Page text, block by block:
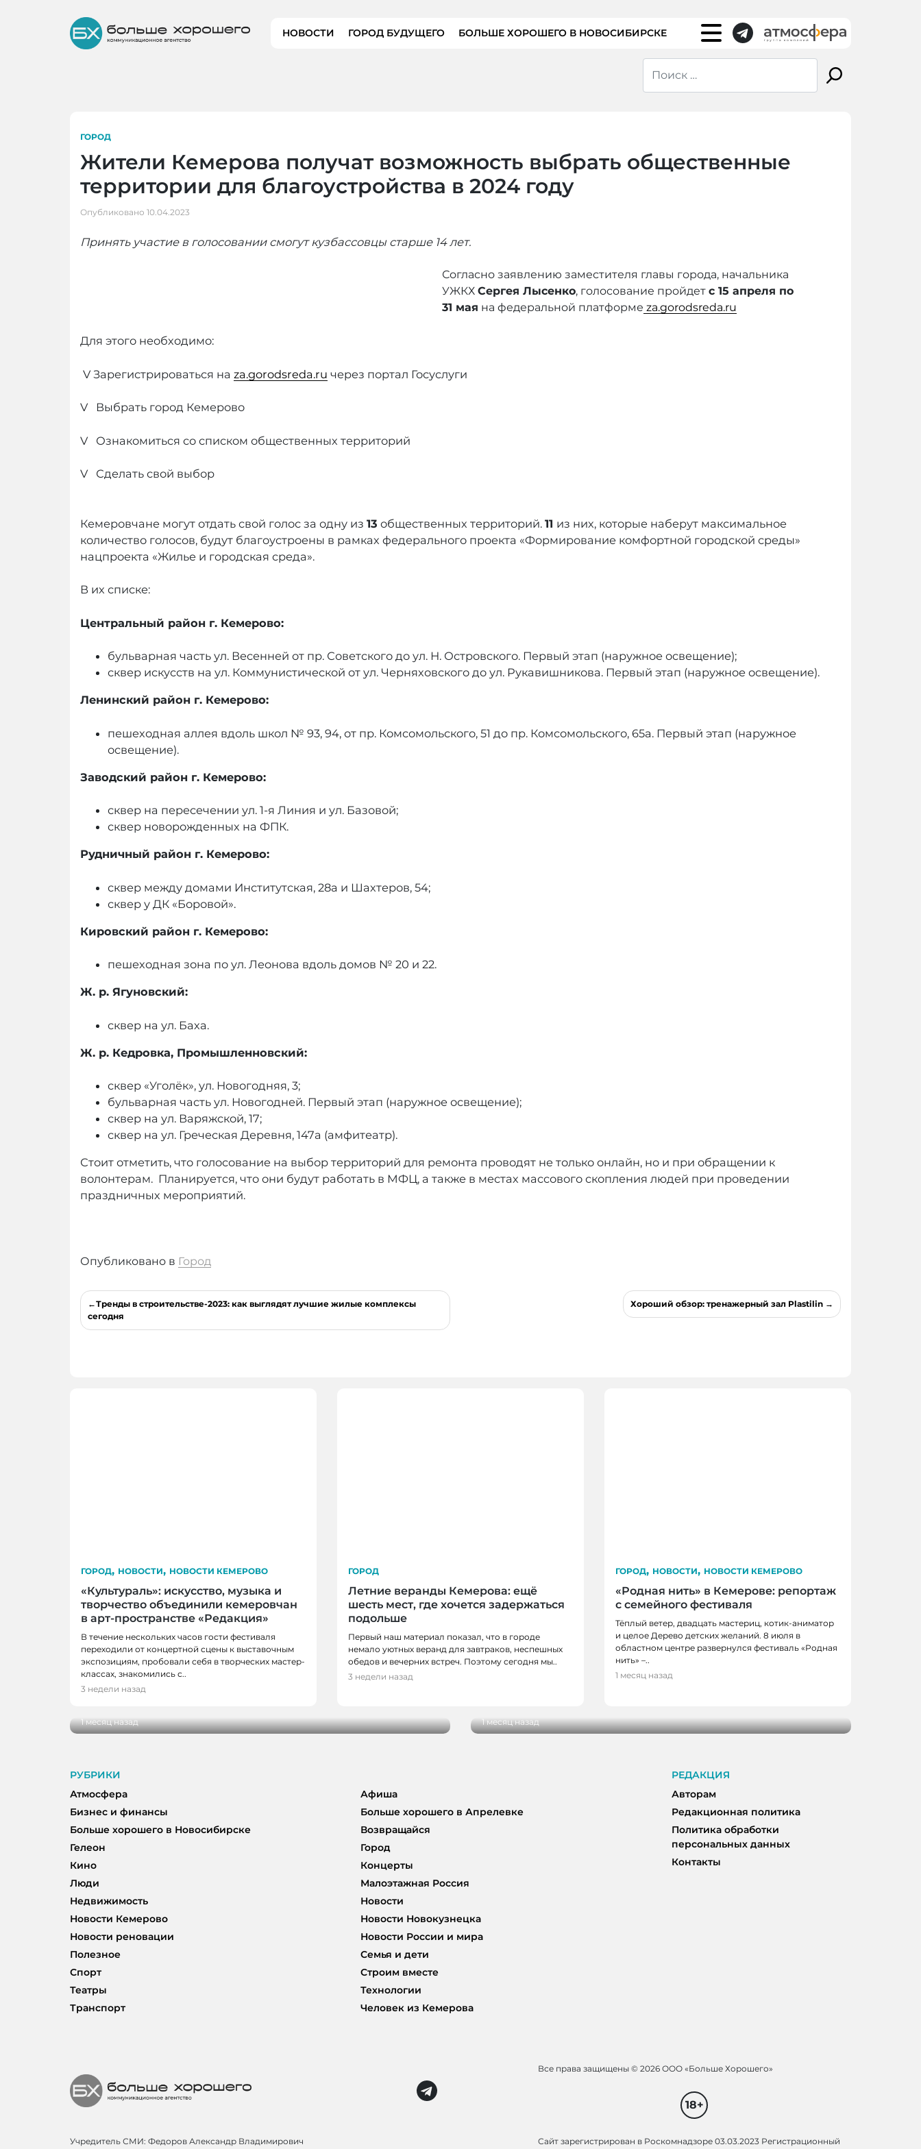
НОВОСТИ ГОРОД БУДУЩЕГО БОЛЬШЕ ХОРОШЕГО В НОВОСИБИРСКЕ
ГОРОД
Жители Кемерова получат возможность выбрать общественные
территории для благоустройства в 2024 году
Опубликовано 10.04.2023
Принять участие в голосовании смогут кузбассовцы старше 14 лет.
Согласно заявлению заместителя главы города, начальника
УЖКХ Сергея Лысенко, голосование пройдет с 15 апреля по
31 мая на федеральной платформе za.gorodsreda.ru
Для этого необходимо:
V Зарегистрироваться на za.gorodsreda.ru через портал Госуслуги
V Выбрать город Кемерово
V Ознакомиться со списком общественных территорий
V Сделать свой выбор
Кемеровчане могут отдать свой голос за одну из 13 общественных территорий. 11 из них, которые наберут максимальное
количество голосов, будут благоустроены в рамках федерального проекта «Формирование комфортной городской среды»
нацпроекта «Жилье и городская среда».
В их списке:
Центральный район г. Кемерово:
бульварная часть ул. Весенней от пр. Советского до ул. Н. Островского. Первый этап (наружное освещение);
сквер искусств на ул. Коммунистической от ул. Черняховского до ул. Рукавишникова. Первый этап (наружное освещение).
Ленинский район г. Кемерово:
пешеходная аллея вдоль школ № 93, 94, от пр. Комсомольского, 51 до пр. Комсомольского, 65а. Первый этап (наружное
освещение).
Заводский район г. Кемерово:
сквер на пересечении ул. 1-я Линия и ул. Базовой;
сквер новорожденных на ФПК.
Рудничный район г. Кемерово:
сквер между домами Институтская, 28а и Шахтеров, 54;
сквер у ДК «Боровой».
Кировский район г. Кемерово:
пешеходная зона по ул. Леонова вдоль домов № 20 и 22.
Ж. р. Ягуновский:
сквер на ул. Баха.
Ж. р. Кедровка, Промышленновский:
сквер «Уголёк», ул. Новогодняя, 3;
бульварная часть ул. Новогодней. Первый этап (наружное освещение);
сквер на ул. Варяжской, 17;
сквер на ул. Греческая Деревня, 147а (амфитеатр).
Стоит отметить, что голосование на выбор территорий для ремонта проводят не только онлайн, но и при обращении к
волонтерам. Планируется, что они будут работать в МФЦ, а также в местах массового скопления людей при проведении
праздничных мероприятий.
Опубликовано в Город
Навигация
по
Тренды в строительстве-2023: как выглядят лучшие жилые комплексы
сегодня
Хороший обзор: тренажерный зал Plastilin
ГОРОД, НОВОСТИ, НОВОСТИ КЕМЕРОВО
«Культураль»: искусство, музыка и
творчество объединили кемеровчан
в арт-пространстве «Редакция»
В течение нескольких часов гости фестиваля
переходили от концертной сцены к выставочным
экспозициям, пробовали себя в творческих мастер-
классах, знакомились с..
3 недели назад
ГОРОД
Летние веранды Кемерова: ещё
шесть мест, где хочется задержаться
подольше
Первый наш материал показал, что в городе
немало уютных веранд для завтраков, неспешных
обедов и вечерних встреч. Поэтому сегодня мы..
3 недели назад
ГОРОД, НОВОСТИ, НОВОСТИ КЕМЕРОВО
«Родная нить» в Кемерове: репортаж
с семейного фестиваля
Тёплый ветер, двадцать мастериц, котик-аниматор
и целое Дерево детских желаний. 8 июля в
областном центре развернулся фестиваль «Родная
нить» –..
1 месяц назад
ГОРОД
Когда время замедляется: как Кемерово встречает
1 месяц назад
ГОРОД
1 месяц назад
РУБРИКИ
Атмосфера
Афиша
Бизнес и финансы
Больше хорошего в Апрелевке
Больше хорошего в Новосибирске
Возвращайся
Гелеон
Город
Кино
Концерты
Люди
Малоэтажная Россия
Недвижимость
Новости
Новости Кемерово
Новости Новокузнецка
Новости реновации
Новости России и мира
Полезное
Семья и дети
Спорт
Строим вместе
Театры
Технологии
Транспорт
Человек из Кемерова
РЕДАКЦИЯ
Авторам
Редакционная политика
Политика обработки
персональных данных
Контакты
Все права защищены © 2026 ООО «Больше Хорошего»
18+
Учредитель СМИ: Федоров Александр Владимирович
Сайт зарегистрирован в Роскомнадзоре 03.03.2023 Регистрационный